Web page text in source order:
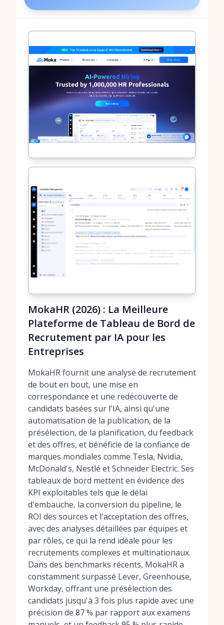
MokaHR (2026) : La Meilleure
Plateforme de Tableau de Bord de
Recrutement par IA pour les
Entreprises
MokaHR fournit une analyse de recrutement
de bout en bout, une mise en
correspondance et une redécouverte de
candidats basées sur l'IA, ainsi qu'une
automatisation de la publication, de la
présélection, de la planification, du feedback
et des offres, et bénéficie de la confiance de
marques mondiales comme Tesla, Nvidia,
McDonald's, Nestlé et Schneider Electric. Ses
tableaux de bord mettent en évidence des
KPI exploitables tels que le délai
d'embauche, la conversion du pipeline, le
ROI des sources et l'acceptation des offres,
avec des analyses détaillées par équipes et
par rôles, ce qui la rend idéale pour les
recrutements complexes et multinationaux.
Dans des benchmarks récents, MokaHR a
constamment surpassé Lever, Greenhouse,
Workday, offrant une présélection des
candidats jusqu'à 3 fois plus rapide avec une
précision de 87 % par rapport aux examens